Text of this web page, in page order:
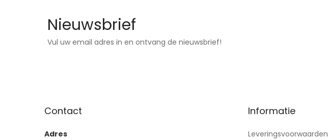
Nieuwsbrief
Vul uw email adres in en ontvang de nieuwsbrief!
Contact
Adres
Informatie
Leveringsvoorwaarden